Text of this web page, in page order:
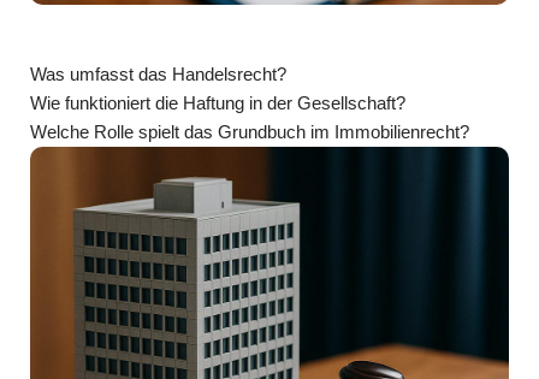
Was umfasst das Handelsrecht?
Wie funktioniert die Haftung in der Gesellschaft?
Welche Rolle spielt das Grundbuch im Immobilienrecht?